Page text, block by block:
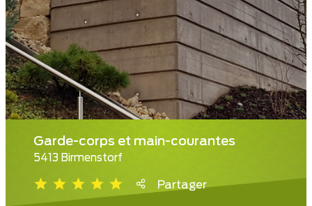
Garde-corps et main-courantes
5413 Birmenstorf
Partager